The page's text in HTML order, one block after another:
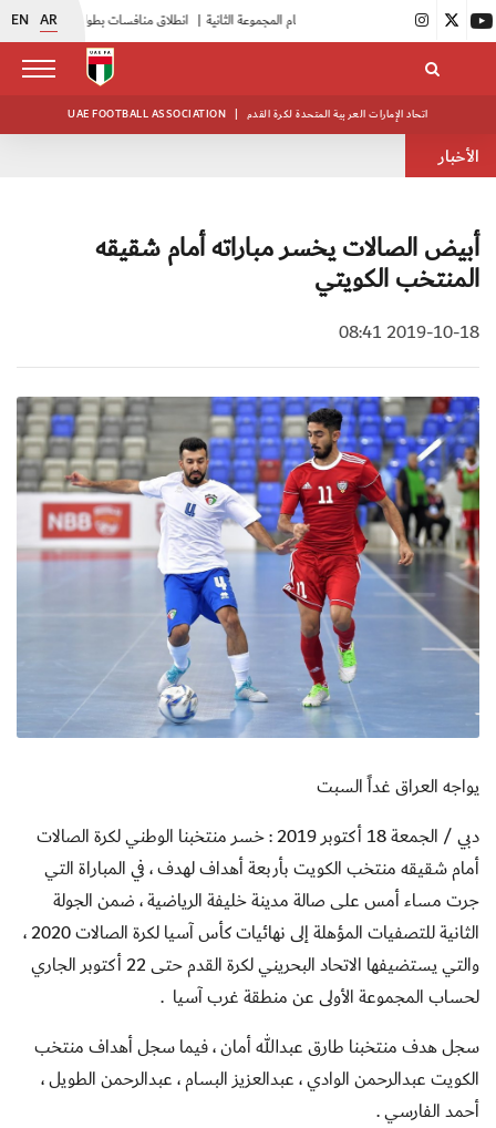
EN AR انطلاق منافسات بطولة النخبة لحرس الرئاسة | بدء فعاليات معسكر حكام المجموعة الثانية
UAE FOOTBALL ASSOCIATION | اتحاد الإمارات العربية المتحدة لكرة القدم
الأخبار
أبيض الصالات يخسر مباراته أمام شقيقه
المنتخب الكويتي
2019-10-18 08:41
يواجه العراق غداً السبت
دبي / الجمعة 18 أكتوبر 2019 : خسر منتخبنا الوطني لكرة الصالات
أمام شقيقه منتخب الكويت بأربعة أهداف لهدف ، في المباراة التي
جرت مساء أمس على صالة مدينة خليفة الرياضية ، ضمن الجولة
الثانية للتصفيات المؤهلة إلى نهائيات كأس آسيا لكرة الصالات 2020 ،
والتي يستضيفها الاتحاد البحريني لكرة القدم حتى 22 أكتوبر الجاري
لحساب المجموعة الأولى عن منطقة غرب آسيا .
سجل هدف منتخبنا طارق عبدالله أمان ، فيما سجل أهداف منتخب
الكويت عبدالرحمن الوادي ، عبدالعزيز البسام ، عبدالرحمن الطويل ،
أحمد الفارسي .